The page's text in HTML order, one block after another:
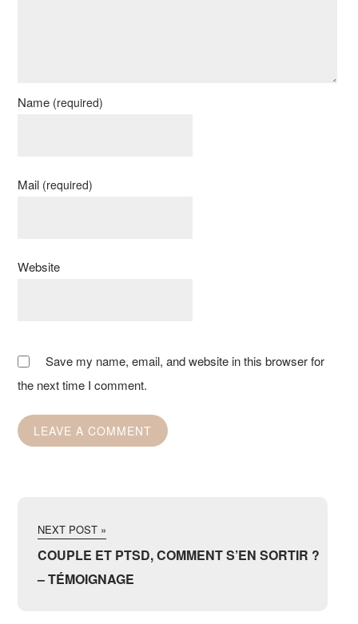
Name (required)
Mail (required)
Website
Save my name, email, and website in this browser for
the next time I comment.
NEXT POST »
COUPLE ET PTSD, COMMENT S’EN SORTIR ?
– TÉMOIGNAGE